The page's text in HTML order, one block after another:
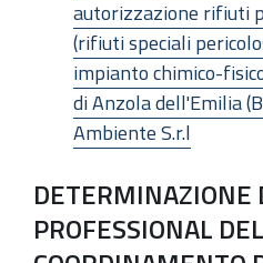
autorizzazione rifiuti
(rifiuti speciali
impianto chimico-
di Anzola dell'Emilia
Ambiente S.r.l
DETERMINAZIONE
PROFESSIONAL